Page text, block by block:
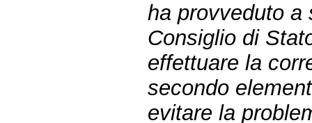
ha provveduto a
Consiglio di
effettuare la
secondo
evitare la